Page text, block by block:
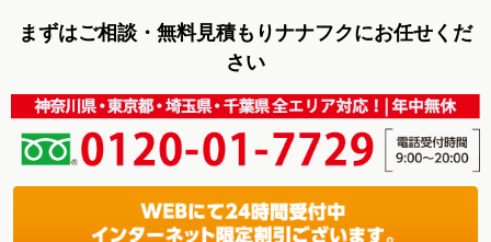
まずはご相談・無料見積もりナナフクにお任せくだ
さい